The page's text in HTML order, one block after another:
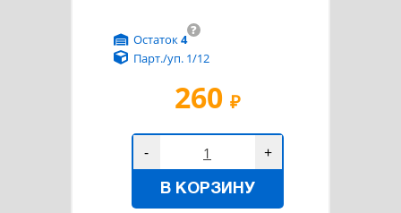
260 ₽
?
Остаток4
Парт./уп. 1/12
- +
В КОРЗИНУ